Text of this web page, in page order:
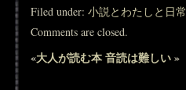
Filed under:小説とわたしと日常
Comments are closed.
«大人が読む本 音読は難しい»